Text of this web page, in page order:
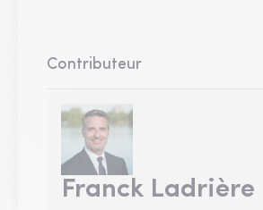
Contributeur
Franck Ladrière